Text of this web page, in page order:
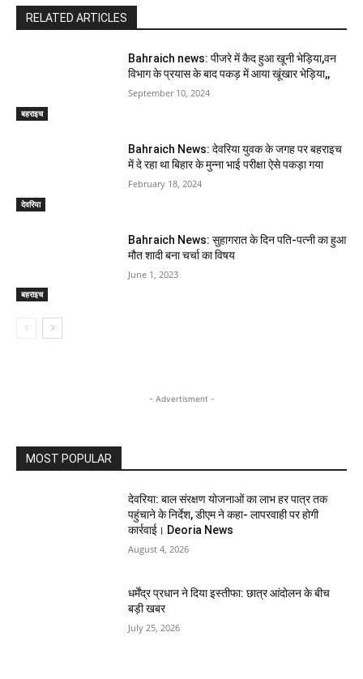
RELATED ARTICLES
बहराइच
Bahraich news: पीजरे में कैद हुआ खूनी भेड़िया,वन
विभाग के प्रयास के बाद पकड़ में आया खूंखार भेड़िया,,
September 10, 2024
देवरिया
Bahraich News: देवरिया युवक के जगह पर बहराइच
में दे रहा था बिहार के मुन्ना भाई परीक्षा ऐसे पकड़ा गया
February 18, 2024
बहराइच
Bahraich News: सुहागरात के दिन पति-पत्नी का हुआ
मौत शादी बना चर्चा का विषय
June 1, 2023
- Advertisment -
MOST POPULAR
देवरिया: बाल संरक्षण योजनाओं का लाभ हर पात्र तक
पहुंचाने के निर्देश, डीएम ने कहा- लापरवाही पर होगी
कार्रवाई। Deoria News
August 4, 2026
धर्मेंद्र प्रधान ने दिया इस्तीफा: छात्र आंदोलन के बीच
बड़ी खबर
July 25, 2026